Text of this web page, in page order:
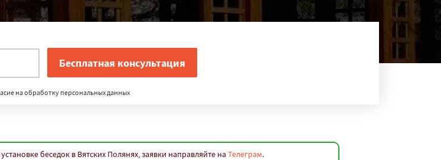
на обработку персональных данных
беседок в Вятских Полянях, заявки направляйте на Телеграм.